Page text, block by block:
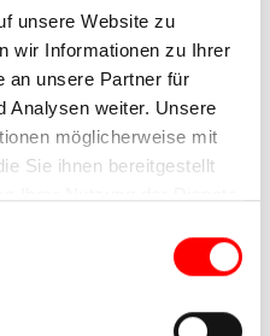
unsere Website zu
wir Informationen zu Ihrer
an unsere Partner für
Analysen weiter. Unsere
möglicherweise mit
Sie ihnen bereitgestellt
Preise /
2026
vom 18.04.2026 bis
im Buchungsformular
bestimmt die Saisonzeit.